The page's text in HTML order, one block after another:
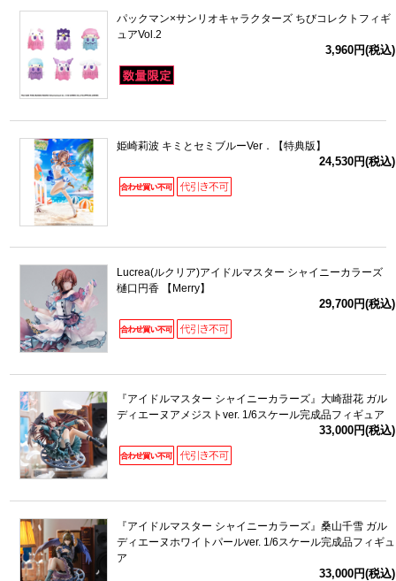
パックマン×サンリオキャラクターズ ちびコレクトフィギ
ュアVol.2
3,960円(税込)
姫崎莉波 キミとセミブルーVer．【特典版】
24,530円(税込)
Lucrea(ルクリア)アイドルマスター シャイニーカラーズ
樋口円香 【Merry】
29,700円(税込)
『アイドルマスター シャイニーカラーズ』大崎甜花 ガル
ディエーヌアメジストver. 1/6スケール完成品フィギュア
33,000円(税込)
『アイドルマスター シャイニーカラーズ』桑山千雪 ガル
ディエーヌホワイトパールver. 1/6スケール完成品フィギュ
ア
33,000円(税込)